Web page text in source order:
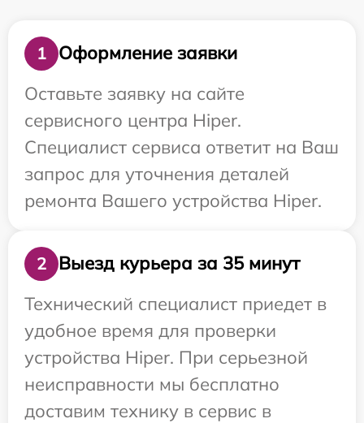
1
Оформление заявки
Оставьте заявку на сайте
сервисного центра Hiper.
Специалист сервиса ответит на Ваш
запрос для уточнения деталей
ремонта Вашего устройства Hiper.
2
Выезд курьера за 35 минут
Технический специалист приедет в
удобное время для проверки
устройства Hiper. При серьезной
неисправности мы бесплатно
доставим технику в сервис в